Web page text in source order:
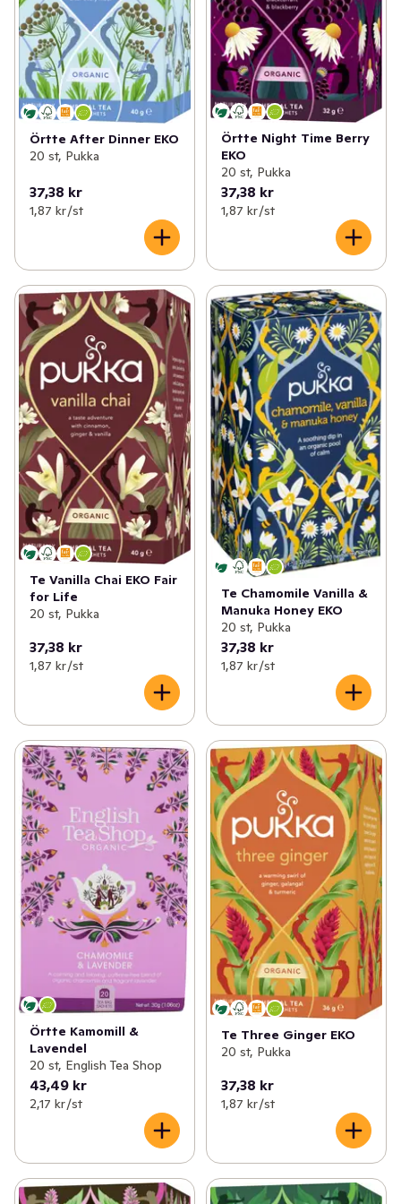
Örtte After Dinner EKO
20 st, Pukka
37,38 kr
1,87 kr /st
Örtte Night Time Berry
EKO
20 st, Pukka
37,38 kr
1,87 kr /st
Te Vanilla Chai EKO Fair
for Life
20 st, Pukka
37,38 kr
1,87 kr /st
Te Chamomile Vanilla &
Manuka Honey EKO
20 st, Pukka
37,38 kr
1,87 kr /st
Örtte Kamomill &
Lavendel
20 st, English Tea Shop
43,49 kr
2,17 kr /st
Te Three Ginger EKO
20 st, Pukka
37,38 kr
1,87 kr /st